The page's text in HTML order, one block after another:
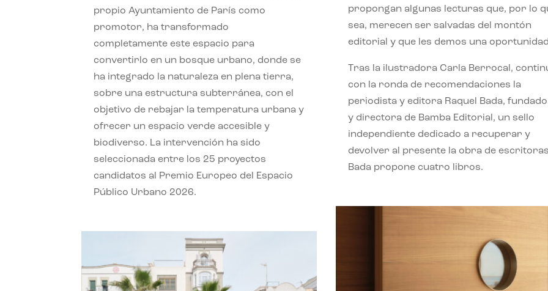
propio Ayuntamiento de París como
promotor, ha transformado
completamente este espacio para
convertirlo en un bosque urbano, donde se
ha integrado la naturaleza en plena tierra,
sobre una estructura subterránea, con el
objetivo de rebajar la temperatura urbana y
ofrecer un espacio verde accesible y
biodiverso. La intervención ha sido
seleccionada entre los 25 proyectos
candidatos al Premio Europeo del Espacio
Público Urbano 2026.
propongan algunas lecturas que, por lo
sea, merecen ser salvadas del montón
editorial y que les demos una
Tras la ilustradora Carla Berrocal,
con la ronda de recomendaciones la
periodista y editora Raquel Bada,
y directora de Bamba Editorial, un sello
independiente dedicado a recuperar y
devolver al presente la obra de
Bada propone cuatro libros.